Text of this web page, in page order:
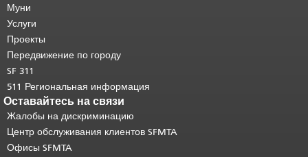
страницы.
страницы повторяется на каждой
странице.
основного содержимого .
Муни
Услуги
Проекты
Передвижение по городу
SF 311
511 Региональная информация
Оставайтесь на связи
Жалобы на дискриминацию
Центр обслуживания клиентов SFMTA
Офисы SFMTA